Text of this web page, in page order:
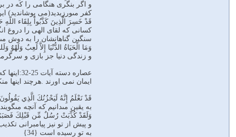
و اگر بنگرى هنگامى را كه در
كفر مى‏ورزيديد(می پوشاندید)
قَدْ خَسِرَ الَّذِينَ كَذَّبُواْ بِلِقَاء
كسانى كه لقاى الهى را دروغ
سنگين گناهانشان را به دوش
وَمَا الْحَيَاةُ الدُّنْيَا إِلاَّ لَعِبٌ وَلَهْوٌ
و زندگى دنيا جز بازى و
عصاره
ایمان نمی اورند .هرچند
قَدْ نَعْلَمُ إِنَّهُ لَيَحْزُنُكَ الَّذِي
به يقين مى‏دانيم كه آنچه
وَلَقَدْ كُذِّبَتْ رُسُلٌ مِّن قَبْلِكَ
و پيش از تو نيز پيامبرانى
به تو رسيده است {34}